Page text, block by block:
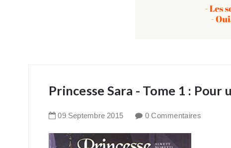
Princesse Sara - Tome 1 : Pour
09 Septembre 2015 0 Commentaires